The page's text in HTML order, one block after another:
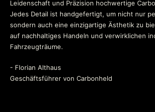
Leidenschaft und Präzision hochwertige
Jedes Detail ist handgefertigt, um nicht nur
sondern auch eine einzigartige Ästhetik zu
auf nachhaltiges Handeln und verwirklichen
Fahrzeugträume.
- Florian Althaus
Geschäftsführer von Carbonheld